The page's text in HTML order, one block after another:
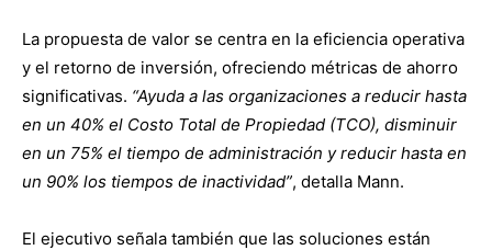
La propuesta de valor se centra en la eficiencia operativa
y el retorno de inversión, ofreciendo métricas de ahorro
significativas. “Ayuda a las organizaciones a reducir hasta
en un 40% el Costo Total de Propiedad (TCO), disminuir
en un 75% el tiempo de administración y reducir hasta en
un 90% los tiempos de inactividad”, detalla Mann.
El ejecutivo señala también que las soluciones están